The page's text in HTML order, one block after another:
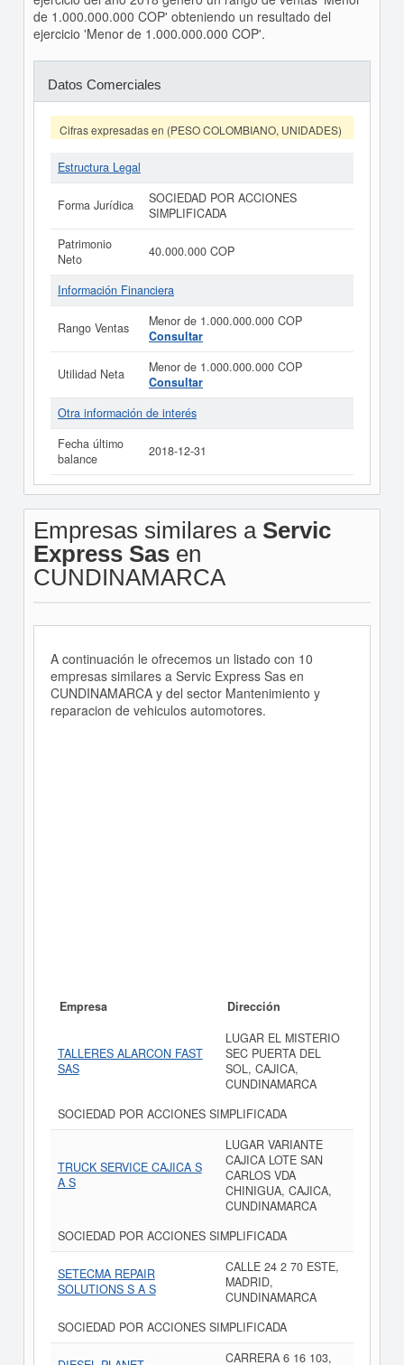
de 1.000.000.000 COP' obteniendo un resultado del
ejercicio 'Menor de 1.000.000.000 COP'.
Datos Comerciales
Cifras expresadas en (PESO COLOMBIANO, UNIDADES)
Estructura Legal
Forma Jurídica
SOCIEDAD POR ACCIONES
SIMPLIFICADA
Patrimonio
Neto
40.000.000 COP
Información Financiera
Rango Ventas
Menor de 1.000.000.000 COP
Consultar
Utilidad Neta
Menor de 1.000.000.000 COP
Consultar
Otra información de interés
Fecha último
balance
2018-12-31
Empresas similares a Servic
Express Sasen
CUNDINAMARCA
A continuación le ofrecemos un listado con 10
empresas similares a Servic Express Sas en
CUNDINAMARCA y del sector Mantenimiento y
reparacion de vehiculos automotores.
Empresa Dirección
TALLERES ALARCON FAST
SAS
LUGAR EL MISTERIO
SEC PUERTA DEL
SOL, CAJICA,
CUNDINAMARCA
SOCIEDAD POR ACCIONES SIMPLIFICADA
TRUCK SERVICE CAJICA S
A S
LUGAR VARIANTE
CAJICA LOTE SAN
CARLOS VDA
CHINIGUA, CAJICA,
CUNDINAMARCA
SOCIEDAD POR ACCIONES SIMPLIFICADA
SETECMA REPAIR
SOLUTIONS S A S
CALLE 24 2 70 ESTE,
MADRID,
CUNDINAMARCA
SOCIEDAD POR ACCIONES SIMPLIFICADA
CARRERA 6 16 103,